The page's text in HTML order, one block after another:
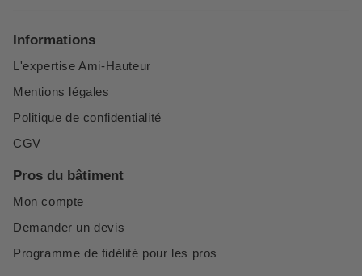
Informations
L'expertise Ami-Hauteur
Mentions légales
Politique de confidentialité
CGV
Pros du bâtiment
Mon compte
Demander un devis
Programme de fidélité pour les pros